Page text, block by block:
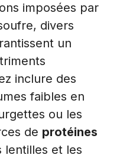
imposées par
divers
un
inclure des
faibles en
ou les
de protéines
lentilles et les